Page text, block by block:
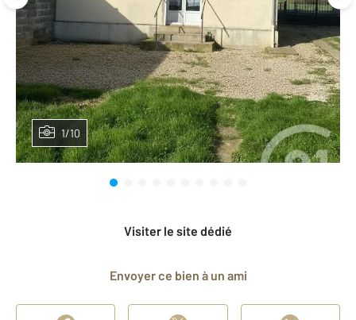
1/10
Visiter le site dédié
Envoyer ce bien à un ami